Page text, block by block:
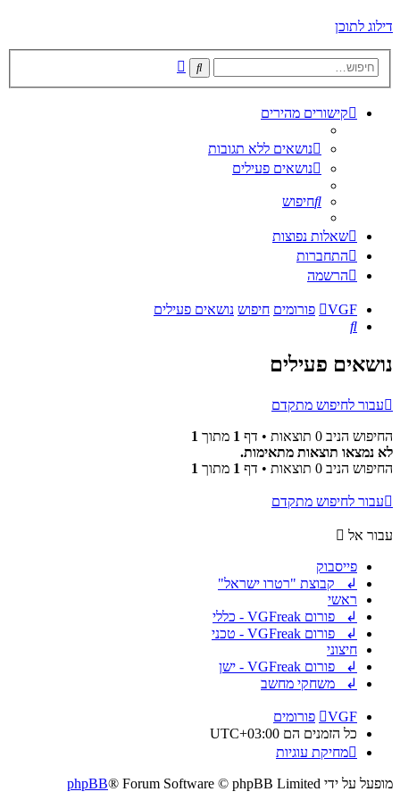
דילוג לתוכן
חיפוש
קישורים מהירים
נושאים ללא תגובות
נושאים פעילים
חיפוש
שאלות נפוצות
התחברות
הרשמה
VGF פורומים חיפוש נושאים פעילים
חיפוש
נושאים פעילים
עבור לחיפוש מתקדם
החיפוש הניב 0 תוצאות • דף 1 מתוך 1
לא נמצאו תוצאות מתאימות.
החיפוש הניב 0 תוצאות • דף
1 מתוך 1
עבור לחיפוש מתקדם
עבור אל
פייסבוק
↲ קבוצת "רטרו ישראל"
ראשי
↲ פורום VGFreak - כללי
↲ פורום VGFreak - טכני
חיצוני
↲ פורום VGFreak - ישן
↲ משחקי מחשב
VGF
פורומים
כל הזמנים הם UTC+03:00
מחיקת עוגיות
מופעל על ידי phpBB® Forum Software © phpBB Limited